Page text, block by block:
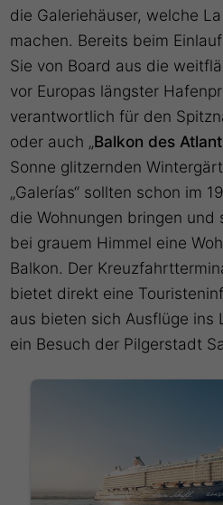
die Galeriehäuser, welche
machen. Bereits beim
Sie von Board aus die
vor Europas längster
verantwortlich für den
oder auch „Balkon des
Sonne glitzernden
„Galerías“ sollten schon im
die Wohnungen bringen
bei grauem Himmel eine
Balkon. Der
bietet direkt eine
aus bieten sich Ausflüge ins
ein Besuch der Pilgerstadt